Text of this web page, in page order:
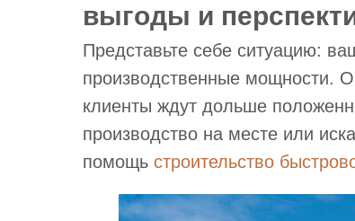
выгоды и
Представьте себе ситуацию:
производственные мощности.
клиенты ждут дольше
производство на месте или
помощь строительство